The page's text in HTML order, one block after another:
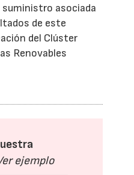
suministro asociada
de este
del Clúster
Renovables
ejemplo